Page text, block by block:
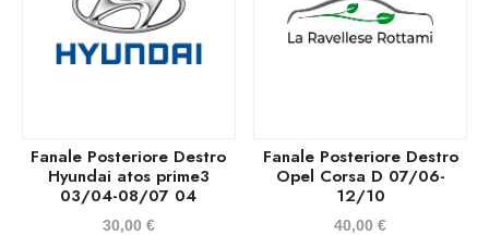
Fanale Posteriore Destro
Hyundai atos prime3
03/04-08/07 04
30,00 €
Fanale Posteriore Destro
Opel Corsa D 07/06-
12/10
40,00€